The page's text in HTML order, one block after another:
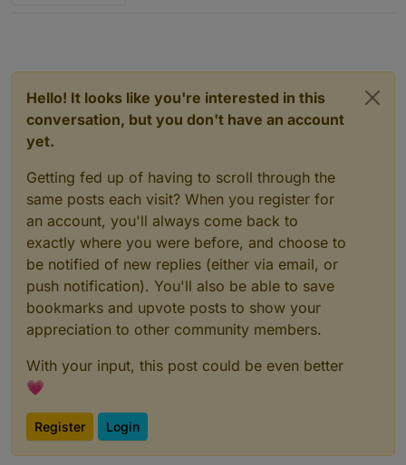
Hello! It looks like you're interested in this
conversation, but you don't have an account
yet.
Getting fed up of having to scroll through the
same posts each visit? When you register for
an account, you'll always come back to
exactly where you were before, and choose to
be notified of new replies (either via email, or
push notification). You'll also be able to save
bookmarks and upvote posts to show your
appreciation to other community members.
With your input, this post could be even better
💗
Register Login